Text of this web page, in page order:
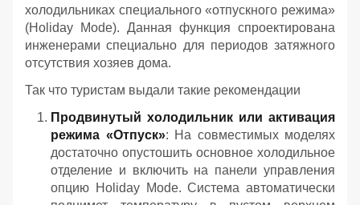
холодильниках специального «отпускного режима»
(Holiday Mode). Данная функция спроектирована
инженерами специально для периодов затяжного
отсутствия хозяев дома.
Так что туристам выдали такие рекомендации
Продвинутый холодильник или активация
режима «Отпуск»: На совместимых моделях
достаточно опустошить основное холодильное
отделение и включить на панели управления
опцию Holiday Mode. Система автоматически